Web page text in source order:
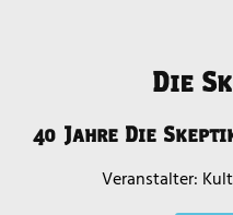
Die
40 Jahre Die